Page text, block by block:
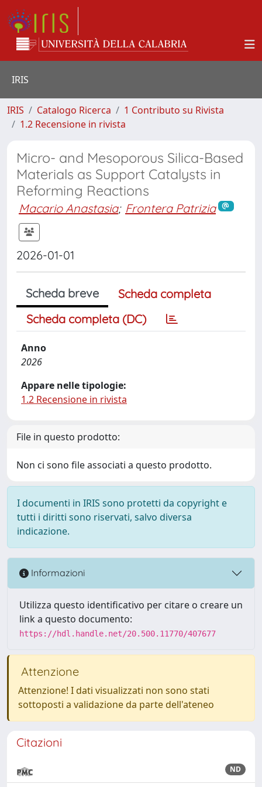
IRIS
IRIS Catalogo Ricerca
1 Contributo su Rivista
1.2 Recensione in rivista
Micro- and Mesoporous Silica-Based
Materials as Support Catalysts in
Reforming Reactions
Macario Anastasia; Frontera Patrizia
2026-01-01
Scheda breve
Scheda completa
Scheda completa (DC)
Anno
2026
Appare nelle tipologie:
1.2 Recensione in rivista
File in questo prodotto:
Non ci sono file associati a questo prodotto.
I documenti in IRIS sono protetti da copyright e
tutti i diritti sono riservati, salvo diversa
indicazione.
Informazioni
Utilizza questo identificativo per citare o creare un
link a questo documento:
https://hdl.handle.net/20.500.11770/407677
Attenzione
Attenzione! I dati visualizzati non sono stati
sottoposti a validazione da parte dell'ateneo
Citazioni
ND